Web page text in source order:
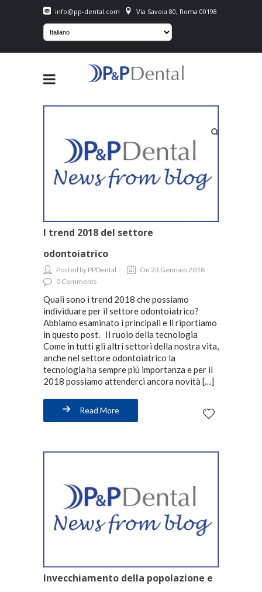
info@pp-dental.com Via Savoia 80, Roma 00198
I trend 2018 del settore
odontoiatrico
Posted by PPDental
On 23 Gennaio 2018
0 Comments
Quali sono i trend 2018 che possiamo
individuare per il settore odontoiatrico?
Abbiamo esaminato i principali e li riportiamo
in questo post. Il ruolo della tecnologia
Come in tutti gli altri settori della nostra vita,
anche nel settore odontoiatrico la
tecnologia ha sempre più importanza e per il
2018 possiamo attenderci ancora novità […]
Read More
Invecchiamento della popolazione e